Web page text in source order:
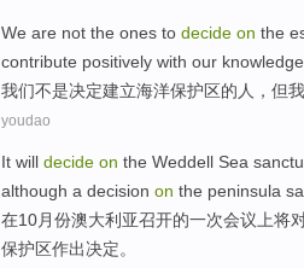
We are not the ones to decide on the
contribute positively with our knowledge
我们不是决定建立海洋保护区的 人， 但
youdao
It will decide on the Weddell Sea
although a decision on the peninsula
在10月份澳大利亚召开的一次会议 上将
保护区作出决定。